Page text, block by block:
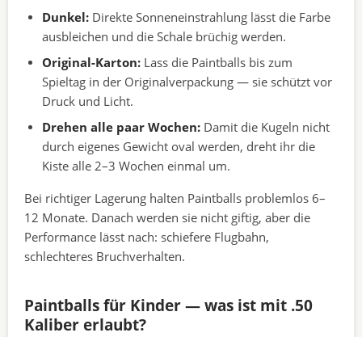
Dunkel: Direkte Sonneneinstrahlung lässt die Farbe
ausbleichen und die Schale brüchig werden.
Original-Karton: Lass die Paintballs bis zum
Spieltag in der Originalverpackung — sie schützt vor
Druck und Licht.
Drehen alle paar Wochen: Damit die Kugeln nicht
durch eigenes Gewicht oval werden, dreht ihr die
Kiste alle 2–3 Wochen einmal um.
Bei richtiger Lagerung halten Paintballs problemlos 6–
12 Monate. Danach werden sie nicht giftig, aber die
Performance lässt nach: schiefere Flugbahn,
schlechteres Bruchverhalten.
Paintballs für Kinder — was ist mit .50
Kaliber erlaubt?